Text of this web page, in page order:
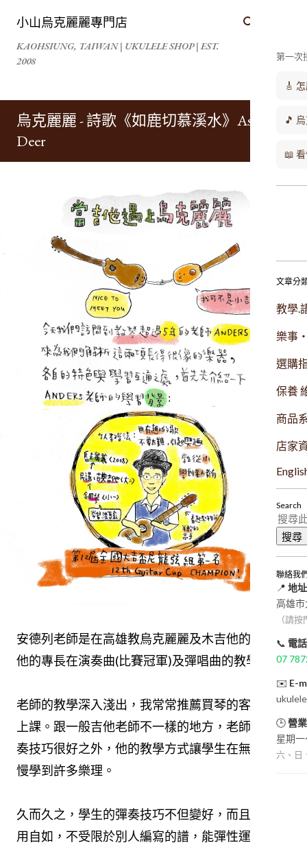
跳到主要內容
小山烏克麗麗專門店
KAOHSIUNG, TAIWAN | UKULELE SHOP | EST.
2008
烏克麗麗 - 詩歌《如鹿切慕溪水》As The
Deer
安德列老師是在高雄教烏克麗麗及木吉他的老師。
他的專長在演奏曲(比賽冠軍)及彈唱曲的教學。
老師的教學深入淺出，我常常推薦買琴的客人找他
上課。跟一般吉他老師不一樣的地方，老師除了彈
奏技巧很好之外，他的教學方式讓學生在無形中慢
慢學到許多樂理。
久而久之，學生的彈奏技巧不但變好，而且還能運
用自如，不受限於別人編寫的譜，能彈性運用節奏
第一次
🎸
🎵
📖
文章分
教學.
樂事
選購
保養
商品
店家
Search
聯絡我
📍 地址
高雄市
（請
📞 電話
07
✉️ E-
🕒營
星期
六、日